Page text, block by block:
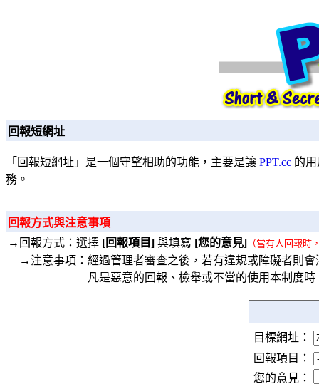
回報短網址
「回報短網址」是一個守望相助的功能，主要是讓 PPT.cc 的
務。
回報方式與注意事項
→回報方式：選擇 [回報項目] 與填寫 [您的意見] （當有人回報時
→注意事項：經過管理者審查之後，若有違規或障礙者則
凡是惡意的回報、檢舉或不當的使用本制度時，
目標網址：
回報項目：
您的意見：